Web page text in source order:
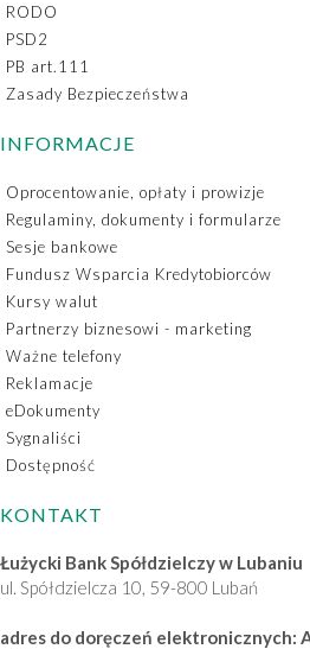
RODO
PSD2
PB art.111
Zasady Bezpieczeństwa
INFORMACJE
Oprocentowanie, opłaty i prowizje
Regulaminy, dokumenty i formularze
Sesje bankowe
Fundusz Wsparcia Kredytobiorców
Kursy walut
Partnerzy biznesowi - marketing
Ważne telefony
Reklamacje
eDokumenty
Sygnaliści
Dostępność
KONTAKT
Łużycki Bank Spółdzielczy w Lubaniu
ul. Spółdzielcza 10, 59-800 Lubań
adres do doręczeń elektronicznych: